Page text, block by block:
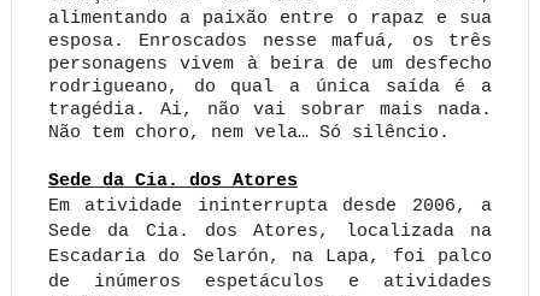
alimentando a paixão entre o rapaz e sua
esposa. Enroscados nesse mafuá, os três
personagens vivem à beira de um desfecho
rodrigueano, do qual a única saída é a
tragédia. Ai, não vai sobrar mais nada.
Não tem choro, nem vela… Só silêncio.
Sede da Cia. dos Atores
Em atividade ininterrupta desde 2006, a
Sede da Cia. dos Atores, localizada na
Escadaria do Selarón, na Lapa, foi palco
de inúmeros espetáculos e atividades